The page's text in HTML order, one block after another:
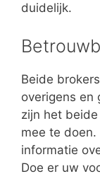
duidelijk.
Beide
overigens en
zijn het
mee te
informatie
Doe er uw